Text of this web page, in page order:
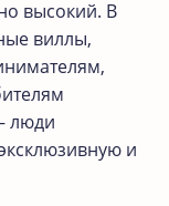
высокий. В
виллы,
люди
и